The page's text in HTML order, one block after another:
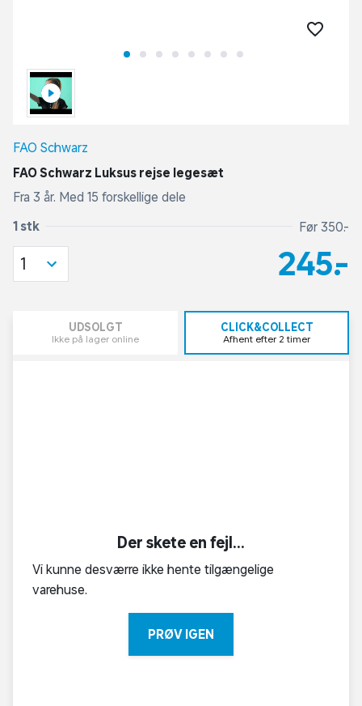
FAO Schwarz
FAO Schwarz Luksus rejse legesæt
Fra 3 år. Med 15 forskellige dele
1 stk Før 350,-
245,-
1
UDSOLGT
Ikke på lager online
CLICK&COLLECT
Afhent efter 2 timer
Der skete en fejl...
Vi kunne desværre ikke hente tilgængelige
varehuse.
PRØV IGEN